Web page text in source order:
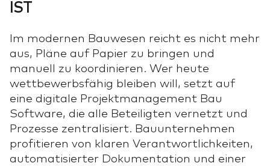
IST
Im modernen Bauwesen reicht es nicht mehr
aus, Pläne auf Papier zu bringen und
manuell zu koordinieren. Wer heute
wettbewerbsfähig bleiben will, setzt auf
eine digitale Projektmanagement Bau
Software, die alle Beteiligten vernetzt und
Prozesse zentralisiert. Bauunternehmen
profitieren von klaren Verantwortlichkeiten,
automatisierter Dokumentation und einer